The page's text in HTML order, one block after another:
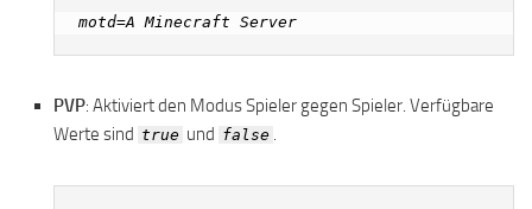
PVP: Aktiviert den Modus Spieler gegen Spieler. Verfügbare
Werte sind true und false .